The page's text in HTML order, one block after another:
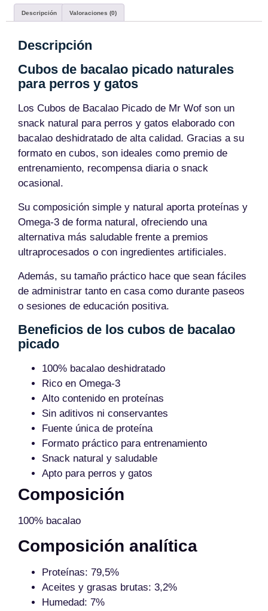
Descripción Valoraciones (0)
Descripción
Cubos de bacalao picado naturales
para perros y gatos
Los Cubos de Bacalao Picado de Mr Wof son un
snack natural para perros y gatos elaborado con
bacalao deshidratado de alta calidad. Gracias a su
formato en cubos, son ideales como premio de
entrenamiento, recompensa diaria o snack
ocasional.
Su composición simple y natural aporta proteínas y
Omega-3 de forma natural, ofreciendo una
alternativa más saludable frente a premios
ultraprocesados o con ingredientes artificiales.
Además, su tamaño práctico hace que sean fáciles
de administrar tanto en casa como durante paseos
o sesiones de educación positiva.
Beneficios de los cubos de bacalao
picado
100% bacalao deshidratado
Rico en Omega-3
Alto contenido en proteínas
Sin aditivos ni conservantes
Fuente única de proteína
Formato práctico para entrenamiento
Snack natural y saludable
Apto para perros y gatos
Composición
100% bacalao
Composición analítica
Proteínas: 79,5%
Aceites y grasas brutas: 3,2%
Humedad: 7%